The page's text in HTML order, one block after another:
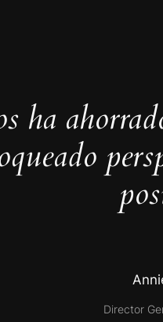
ha
Director